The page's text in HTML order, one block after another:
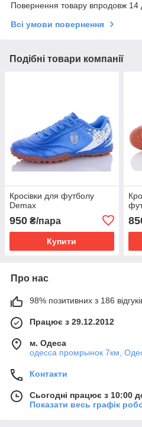
Повернення товару впродовж 14
Всі умови повернення
Подібні товари компанії
Кросівки для футболу
Demax
950 ₴/пара
Купити
Про нас
98% позитивних з 186
Працює з 29.12.2012
м. Одеса
одесса промрынок 7км,
Контакти
Сьогодні працює з 10:00
Показати весь графік